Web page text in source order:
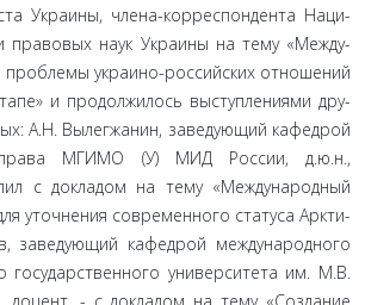
Украины, члена-корреспондента Наци­
правовых наук Украины на тему «Между­
украино-российских отношений
и продолжилось выступлениями дру­
А.Н. Вылегжанин, заведующий кафе­дрой
права МГИМО (У) МИД России, д.ю.н.,
с докладом на тему «Международный
уточнения современного статуса Аркти­
заведующий кафедрой международного
государственного университета им. М.В.